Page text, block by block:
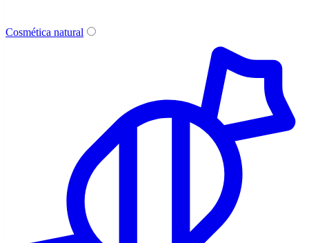
Cosmética natural